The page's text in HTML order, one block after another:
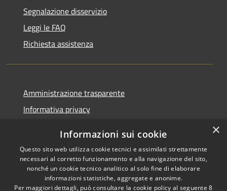
Segnalazione disservizio
Leggi le FAQ
Richiesta assistenza
Amministrazione trasparente
Informativa privacy
Dichiarazione di accessibilità
×
Informazioni sui cookie
Questo sito web utilizza cookie tecnici e assimilati strettamente
necessari al corretto funzionamento e alla navigazione del sito,
nonché un cookie tecnico analitico al solo fine di elaborare
informazioni statistiche, aggregate e anonime.
Per maggiori dettagli, può consultare la cookie policy al seguente8